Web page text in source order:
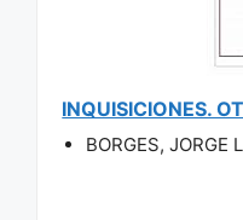
INQUISICIONES.
BORGES, JORGE